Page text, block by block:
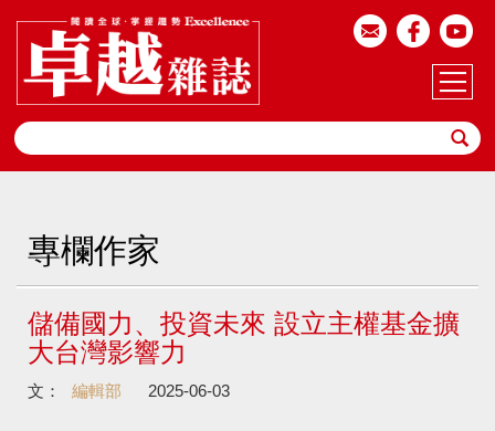
專欄作家
儲備國力、投資未來 設立主權基金擴
大台灣影響力
文： 編輯部 2025-06-03